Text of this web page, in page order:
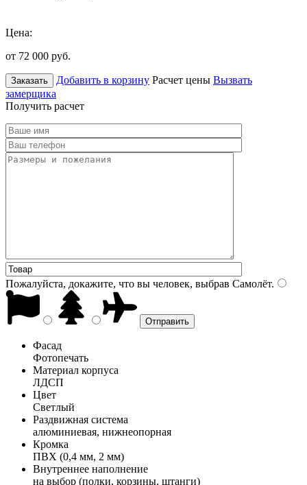
Цена:
от 72 000 руб.
Заказать Добавить в корзину Расчет цены Вызвать
замерщика
Получить расчет
Пожалуйста, докажите, что вы человек, выбрав Самолёт.
Фасад
Фотопечать
Материал корпуса
ЛДСП
Цвет
Светлый
Раздвижная система
алюминиевая, нижнеопорная
Кромка
ПВХ (0,4 мм, 2 мм)
Внутреннее наполнение
на выбор (полки, корзины, штанги)